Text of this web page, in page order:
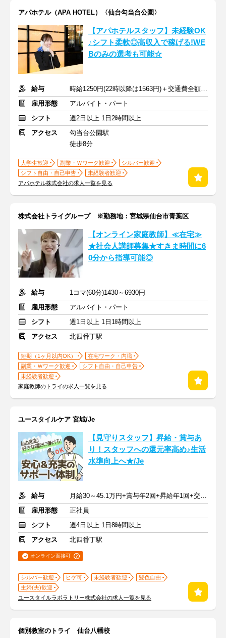
アパホテル（APA HOTEL）〈仙台勾当台公園〉
【アパホテルスタッフ】未経験OK
♪シフト柔軟◎高収入で稼げる!WE
Bのみの選考も可能☆
給与
時給1250円(22時以降は1563円)＋交通費全額支給
雇用形態
アルバイト・パート
シフト
週2日以上 1日2時間以上
アクセス
勾当台公園駅
徒歩8分
大学生歓迎 副業・Ｗワーク歓迎
シルバー歓迎
シフト自由・自己申告
未経験者歓迎
アパホテル株式会社の求人一覧を見る
株式会社トライグループ ※勤務地：宮城県仙台市青葉区
【オンライン家庭教師】≪在宅≫
★社会人講師募集★すきま時間に6
0分から指導可能◎
給与
1コマ(60分)1430～6930円
雇用形態
アルバイト・パート
シフト
週1日以上 1日1時間以上
アクセス
北四番丁駅
短期（1ヶ月以内OK）
在宅ワーク・内職
副業・Ｗワーク歓迎
シフト自由・自己申告
未経験者歓迎
家庭教師のトライの求人一覧を見る
ユースタイルケア 宮城/Je
【見守りスタッフ】昇給・賞与あ
り！スタッフへの還元率高め♪生活
水準向上へ★/Je
給与
月給30～45.1万円+賞与年2回+昇給年1回+交通費全額
雇用形態
正社員
シフト
週4日以上 1日8時間以上
アクセス
北四番丁駅
オンライン面接可
シルバー歓迎 ヒゲ可 未経験者歓迎
髪色自由
主婦(夫)歓迎
ユースタイルラボラトリー株式会社の求人一覧を見る
個別教室のトライ 仙台八幡校